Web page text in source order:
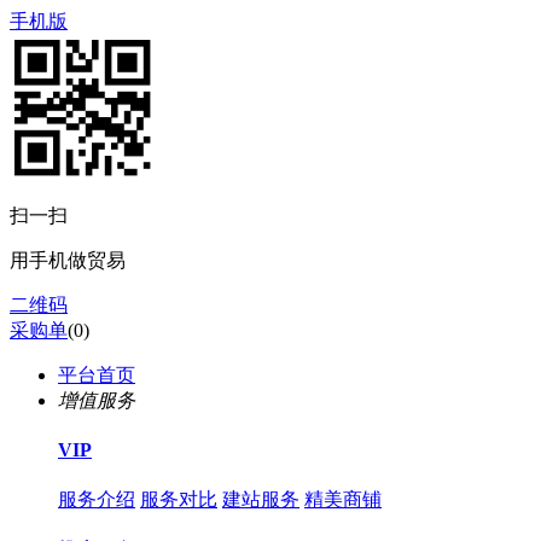
手机版
扫一扫
用手机做贸易
二维码
采购单(0)
平台首页
增值服务
VIP
服务介绍 服务对比 建站服务 精美商铺